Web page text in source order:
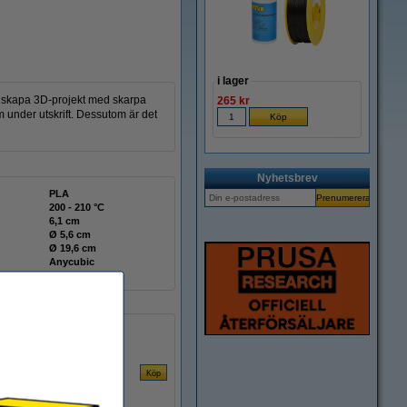
3D-projekt med skarpa
under utskrift. Dessutom är det
PLA
200 - 210 °C
6,1 cm
Ø 5,6 cm
Ø 19,6 cm
Anycubic
DFP16043
i lager
265 kr
Nyhetsbrev